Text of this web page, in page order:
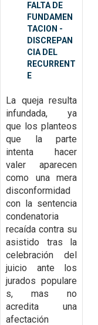
FALTA DE
FUNDAMEN
TACION -
DISCREPAN
CIA DEL
RECURRENT
E
La queja resulta
infundada, ya
que los planteos
que la parte
intenta hacer
valer aparecen
como una mera
disconformidad
con la sentencia
condenatoria
recaída contra su
asistido tras la
celebración del
juicio ante los
jurados populare
s, mas no
acredita una
afectación